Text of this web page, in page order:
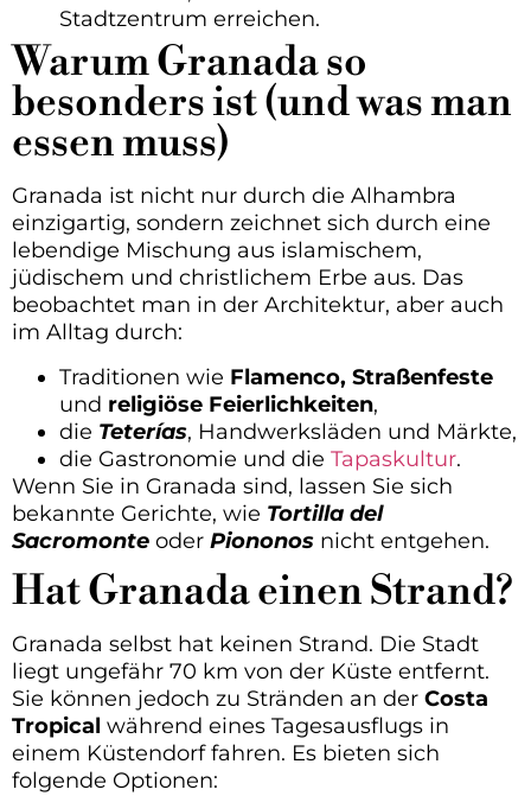
Stadtzentrum erreichen.
Warum Granada so
besonders ist (und was man
essen muss)
Granada ist nicht nur durch die Alhambra
einzigartig, sondern zeichnet sich durch eine
lebendige Mischung aus islamischem,
jüdischem und christlichem Erbe aus. Das
beobachtet man in der Architektur, aber auch
im Alltag durch:
Traditionen wie Flamenco, Straßenfeste
und religiöse Feierlichkeiten,
die Teterías, Handwerksläden und Märkte,
die Gastronomie und die Tapaskultur.
Wenn Sie in Granada sind, lassen Sie sich
bekannte Gerichte, wie Tortilla del
Sacromonte oder Piononos nicht entgehen.
Hat Granada einen Strand?
Granada selbst hat keinen Strand. Die Stadt
liegt ungefähr 70 km von der Küste entfernt.
Sie können jedoch zu Stränden an der Costa
Tropical während eines Tagesausflugs in
einem Küstendorf fahren. Es bieten sich
folgende Optionen: